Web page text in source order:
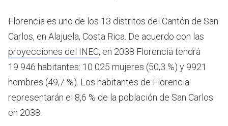
Florencia es uno de los 13 distritos del Cantón de San
Carlos, en Alajuela, Costa Rica. De acuerdo con las
proyecciones del INEC, en 2038 Florencia tendrá
19 946 habitantes: 10 025 mujeres (50,3 %) y 9921
hombres (49,7 %). Los habitantes de Florencia
representarán el 8,6 % de la población de San Carlos
en 2038.